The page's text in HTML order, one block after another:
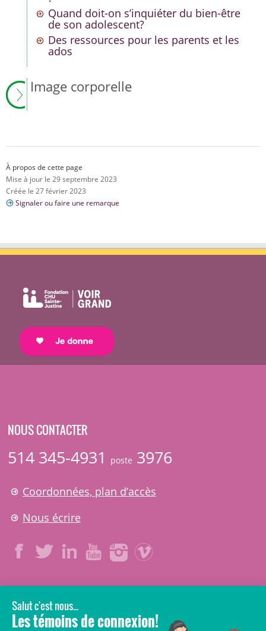
Quand doit-on s’inquiéter du bien-être
de son adolescent?
Des ressources pour les parents et les
ados
Image corporelle
À propos de cette page
Mise à jour le 29 septembre 2023
Créée le 27 février 2023
Signaler ou faire une remarque
NOUS CONTACTER
514 345-4931 poste 3976
Coordonnées, plan d’accès
Nous écrire
LÉGAL
© 2006-2026CHU Sainte-Justine.